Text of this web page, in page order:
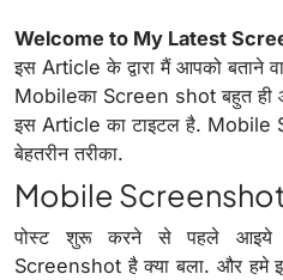
Welcome to My Latest
इस Article के द्वारा मैं आपको बताने
Mobileका Screen shot बहुत
इस Article का टाइटल है.
बेहतरीन तरीका.
Mobile Screenshot
पोस्ट शुरू करने से पहले आइये
Screenshot है क्या बला. और हमे